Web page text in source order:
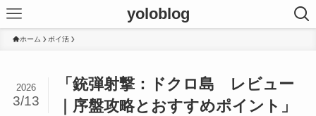
yoloblog
ホーム ポイ活
「銃弾射撃：ドクロ島 レビュー
｜序盤攻略とおすすめポイント」
2026
3/13